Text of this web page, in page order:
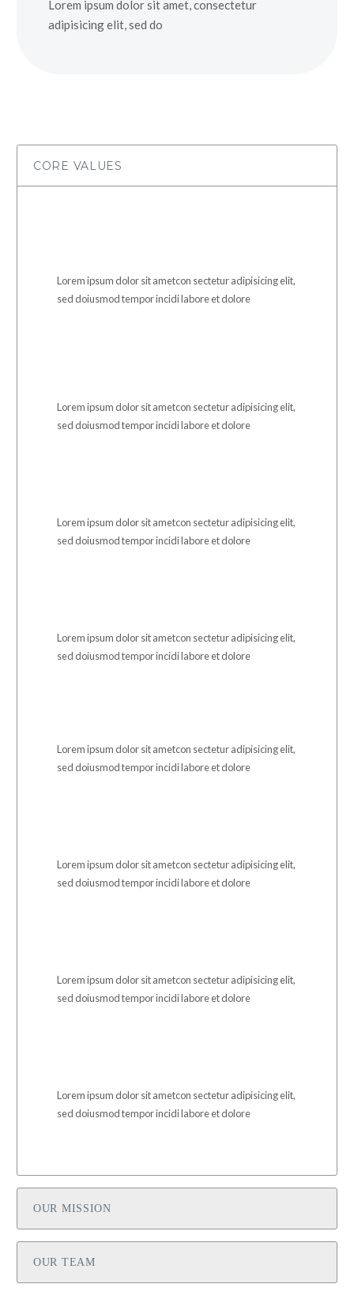
Lorem ipsum dolor sit amet, consectetur
adipisicing elit, sed do
CORE VALUES
Lorem ipsum dolor sit ametcon sectetur adipisicing elit,
sed doiusmod tempor incidi labore et dolore
Lorem ipsum dolor sit ametcon sectetur adipisicing elit,
sed doiusmod tempor incidi labore et dolore
Lorem ipsum dolor sit ametcon sectetur adipisicing elit,
sed doiusmod tempor incidi labore et dolore
Lorem ipsum dolor sit ametcon sectetur adipisicing elit,
sed doiusmod tempor incidi labore et dolore
Lorem ipsum dolor sit ametcon sectetur adipisicing elit,
sed doiusmod tempor incidi labore et dolore
Lorem ipsum dolor sit ametcon sectetur adipisicing elit,
sed doiusmod tempor incidi labore et dolore
Lorem ipsum dolor sit ametcon sectetur adipisicing elit,
sed doiusmod tempor incidi labore et dolore
Lorem ipsum dolor sit ametcon sectetur adipisicing elit,
sed doiusmod tempor incidi labore et dolore
OUR MISSION
OUR TEAM